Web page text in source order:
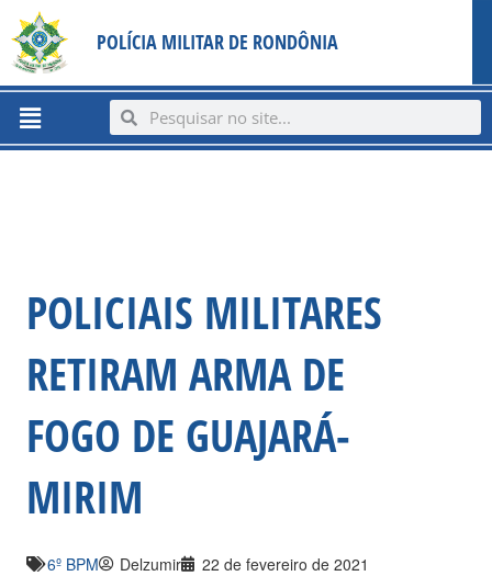
content
para
conteúdo
POLÍCIA MILITAR DE RONDÔNIA
Menu SearchSearch
POLICIAIS MILITARES
RETIRAM ARMA DE
FOGO DE GUAJARÁ-
MIRIM
6º BPM Delzumir 22 de fevereiro de 2021